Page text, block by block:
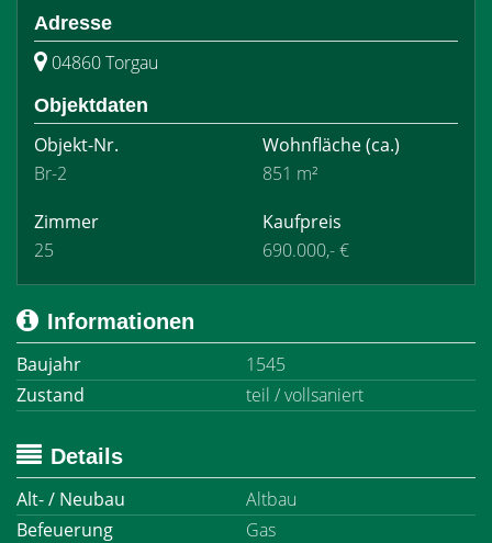
Adresse
04860 Torgau
Objektdaten
Objekt-Nr.
Br-2
Wohnfläche(ca.)
851 m²
Zimmer
25
Kaufpreis
690.000,- €
Informationen
Baujahr
1545
Zustand
teil / vollsaniert
Details
Alt- / Neubau
Altbau
Befeuerung
Gas